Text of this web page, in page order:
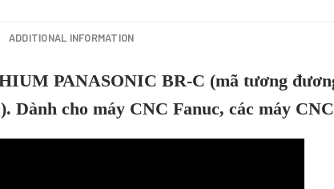
ADDITIONAL INFORMATION
PANASONIC BR-C (mã tương
Dành cho máy CNC Fanuc, các máy